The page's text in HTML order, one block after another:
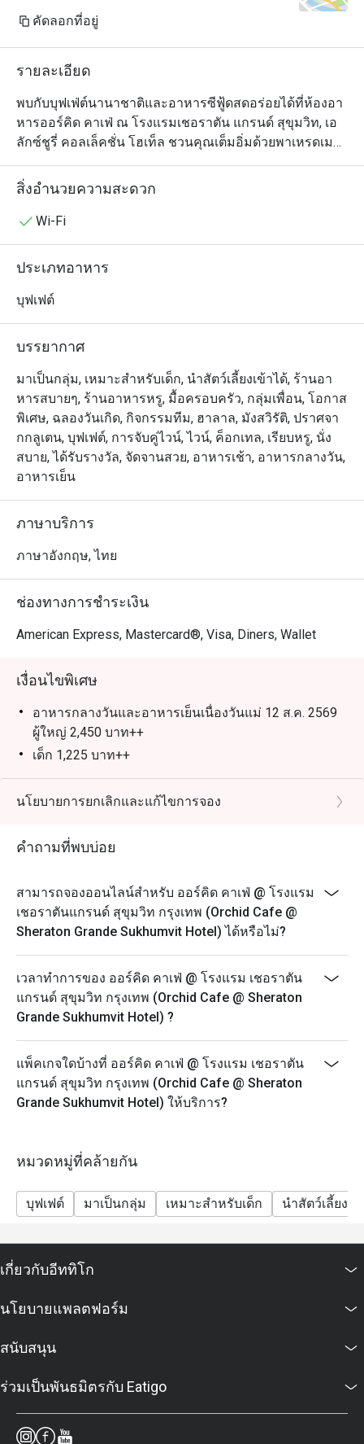
คัดลอกที่อยู่
รายละเอียด
พบกับบุฟเฟ่ต์นานาชาติและอาหารซีฟู้ดสดอร่อยได้ที่ห้องอา
หารออร์คิด คาเฟ่ ณ โรงแรมเชอราตัน แกรนด์ สุขุมวิท, เอ
ลักซ์ชูรี่ คอลเล็คชั่น โฮเท็ล ชวนคุณเต็มอิ่มด้วยพาเหรดเมนู
อาหารนานาชาติอัดแน่นด้วยคุณภาพและรสชาติอันยอด
เยี่ยมทั้งมื้อกลางวันและมื้อเย็น
เหล่าคนรักบุฟเฟ่ต์ไม่ควรพลาดกับอาหารทะเลสดใหม่ มุม
อาหารญี่ปุ่นมากมายอาทิ ซาชิมิ ซูชิ และเทมปุระ มุมอาหาร
และเนื้อแกะอย่างดีระดับพรีเมี่ยม พร้อมของหวานหลาก
Orchid Cafe @ Sheraton Grande Sukhumvit Hotel นำเสนอ
ประสบการณ์บุฟเฟ่ต์อาหารนานาชาติสุดหรู ตั้งอยู่ที่ชั้น
ล็อบบี้ของโรงแรม Sheraton Grande Sukhumvit เชื่อมต่อ
โดยตรงกับ สถานีรถไฟฟ้า BTS อโศก และ ศูนย์การค้า
Terminal 21 Asok ร้านมีบรรยากาศหรูหราแต่เป็นกันเอง
เหมาะสำหรับครอบครัวและการพบปะทางธุรกิจ ไฮไลต์เมนู
เด่น ได้แก่ อาหารทะเลสดใหม่ ซาชิมิญี่ปุ่น และเนื้อย่างจาก
Orchid Cafe เป็นหนึ่งในร้านบุฟเฟ่ต์ยอดนิยมของกรุงเทพฯ ที่
เด่นด้วยคุณภาพอาหารที่สม่ำเสมอ บริการอบอุ่น และเมนูที่
หลากหลาย ครบทั้งซีฟู้ด ซูชิ อาหารไทย อินเดีย และ
นานาชาติ อีกทั้งยังเดินทางสะดวกใกล้สถานี BTS อโศกและ
การจองผ่านแอปหรือเว็บไซต์ Eatigo คือวิธีที่ชาญฉลาดที่สุด
ในการรับประทานอาหาร เพียงเลือกช่วงเวลาที่ต้องการ ก็
สามารถรับส่วนลดพิเศษตามช่วงเวลาได้สูงสุดถึง 50% จาก
สิ่งอำนวยความสะดวก
Wi-Fi
ประเภทอาหาร
บุฟเฟต์
บรรยากาศ
มาเป็นกลุ่ม, เหมาะสำหรับเด็ก, นำสัตว์เลี้ยงเข้าได้, ร้านอา
หารสบายๆ, ร้านอาหารหรู, มื้อครอบครัว, กลุ่มเพื่อน, โอกาส
พิเศษ, ฉลองวันเกิด, กิจกรรมทีม, ฮาลาล, มังสวิรัติ, ปราศจา
กกลูเตน, บุฟเฟต์, การจับคู่ไวน์, ไวน์, ค็อกเทล, เรียบหรู, นั่ง
สบาย, ได้รับรางวัล, จัดจานสวย, อาหารเช้า, อาหารกลางวัน,
อาหารเย็น
ภาษาบริการ
ภาษาอังกฤษ, ไทย
ช่องทางการชำระเงิน
American Express, Mastercard®, Visa, Diners, Wallet
เงื่อนไขพิเศษ
อาหารกลางวันและอาหารเย็นเนื่องวันแม่ 12 ส.ค. 2569
ผู้ใหญ่ 2,450 บาท++
เด็ก 1,225 บาท++
บุฟเฟ่ต์นานาชาติมื้อกลางวัน | วันจันทร์ – ศุกร์ เวลา
12.00 – 15.00 น.
เด็ก (อายุ 3 – 12 ปี): 800++ บาท ต่อท่าน
ผู้ใหญ่: 1,900++ บาท ต่อท่าน
เด็ก (อายุ 3 – 12 ปี): 950++ บาท ต่อท่าน
บุฟเฟ่ต์นานาชาติมื้อค่ำ l วันจันทร์ – พฤหัสบดี เวลา
18.00 – 22.30 น.
ผู้ใหญ่: 1,950++ บาท ต่อท่าน
เด็ก (อายุ 3 – 12 ปี): 975++ บาท ต่อท่าน
บุฟเฟ่ต์อาหารทะเลมื้อค่ำแกรนด์ l วันศุกร์ – อาทิตย์ เวลา
18.00 – 22.30 น. ผู้ใหญ่: 2,450++ บาท ต่อท่าน
เด็ก (3 – 12 ปี): 1,225++ บาท ต่อท่าน
(ราคาทั้งหมดเป็นราคาอาหารเท่านั้น)
กับเมนูตามสั่งและราคาเด็ก
Frequently Asked Questions
ถาม: ร้านออร์คิด คาเฟ่เป็นร้านอาหารแบบไหน? เสิร์ฟ
อาหารประเภทใด?
ให้บริการอาหารนานาชาติในรูปแบบ บุฟเฟต์และเมนู
ตามสั่ง (à la carte) มีทั้งอาหารไทย ญี่ปุ่น ตะวันตก ซีฟู้ด
ซูชิ ซาชิมิ เนื้อย่างระดับพรีเมียม และของหวานหลาก
ถาม: ร้านเปิดให้บริการเวลาไหนบ้าง?
ตอบ: ร้านเปิดให้บริการทุกวันตั้งแต่ 06.00 – 22.30 น.
ในช่วงวันหยุดสุดสัปดาห์
นโยบายการยกเลิกและแก้ไขการจอง
คำถามที่พบบ่อย
สามารถจองออนไลน์สำหรับ ออร์คิด คาเฟ่ @ โรงแรม
เชอราตันแกรนด์ สุขุมวิท กรุงเทพ (Orchid Cafe @
Sheraton Grande Sukhumvit Hotel) ได้หรือไม่?
เวลาทำการของ ออร์คิด คาเฟ่ @ โรงแรม เชอราตัน
แกรนด์ สุขุมวิท กรุงเทพ (Orchid Cafe @ Sheraton
Grande Sukhumvit Hotel) ?
แพ็คเกจใดบ้างที่ ออร์คิด คาเฟ่ @ โรงแรม เชอราตัน
แกรนด์ สุขุมวิท กรุงเทพ (Orchid Cafe @ Sheraton
Grande Sukhumvit Hotel) ให้บริการ?
หมวดหมู่ที่คล้ายกัน
บุฟเฟต์ มาเป็นกลุ่ม เหมาะสำหรับเด็ก นำสัตว์เลี้ยงเ
เกี่ยวกับอีททิโก
นโยบายแพลตฟอร์ม
สนับสนุน
ร่วมเป็นพันธมิตรกับ Eatigo